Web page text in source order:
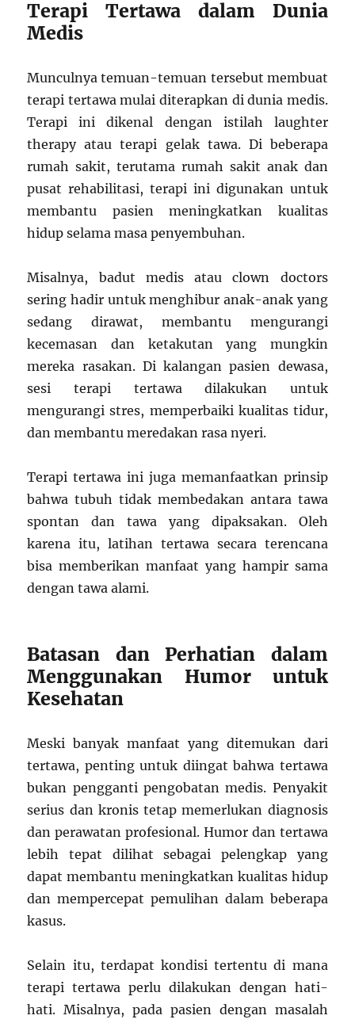
Terapi Tertawa dalam Dunia
Medis
Munculnya temuan-temuan tersebut membuat
terapi tertawa mulai diterapkan di dunia medis.
Terapi ini dikenal dengan istilah laughter
therapy atau terapi gelak tawa. Di beberapa
rumah sakit, terutama rumah sakit anak dan
pusat rehabilitasi, terapi ini digunakan untuk
membantu pasien meningkatkan kualitas
hidup selama masa penyembuhan.
Misalnya, badut medis atau clown doctors
sering hadir untuk menghibur anak-anak yang
sedang dirawat, membantu mengurangi
kecemasan dan ketakutan yang mungkin
mereka rasakan. Di kalangan pasien dewasa,
sesi terapi tertawa dilakukan untuk
mengurangi stres, memperbaiki kualitas tidur,
dan membantu meredakan rasa nyeri.
Terapi tertawa ini juga memanfaatkan prinsip
bahwa tubuh tidak membedakan antara tawa
spontan dan tawa yang dipaksakan. Oleh
karena itu, latihan tertawa secara terencana
bisa memberikan manfaat yang hampir sama
dengan tawa alami.
Batasan dan Perhatian dalam
Menggunakan Humor untuk
Kesehatan
Meski banyak manfaat yang ditemukan dari
tertawa, penting untuk diingat bahwa tertawa
bukan pengganti pengobatan medis. Penyakit
serius dan kronis tetap memerlukan diagnosis
dan perawatan profesional. Humor dan tertawa
lebih tepat dilihat sebagai pelengkap yang
dapat membantu meningkatkan kualitas hidup
dan mempercepat pemulihan dalam beberapa
kasus.
Selain itu, terdapat kondisi tertentu di mana
terapi tertawa perlu dilakukan dengan hati-
hati. Misalnya, pada pasien dengan masalah